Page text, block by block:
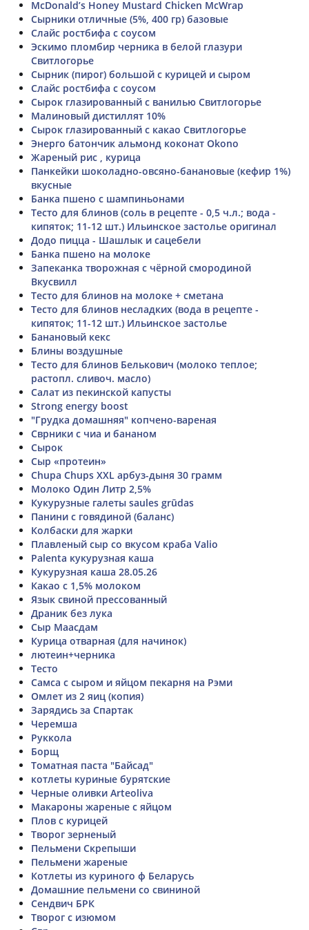
McDonald’s Honey Mustard Chicken McWrap
Сырники отличные (5%, 400 гр) базовые
Слайс ростбифа с соусом
Эскимо пломбир черника в белой глазури
Свитлогорье
Сырник (пирог) большой с курицей и сыром
Слайс ростбифа с соусом
Сырок глазированный с ванилью Свитлогорье
Малиновый дистиллят 10%
Сырок глазированный с какао Свитлогорье
Энерго батончик альмонд коконат Okono
Жареный рис , курица
Панкейки шоколадно-овсяно-банановые (кефир 1%)
вкусные
Банка пшено с шампиньонами
Тесто для блинов (соль в рецепте - 0,5 ч.л.; вода -
кипяток; 11-12 шт.) Ильинское застолье оригинал
Додо пицца - Шашлык и сацебели
Банка пшено на молоке
Запеканка творожная с чёрной смородиной
Вкусвилл
Тесто для блинов на молоке + сметана
Тесто для блинов несладких (вода в рецепте -
кипяток; 11-12 шт.) Ильинское застолье
Банановый кекс
Блины воздушные
Тесто для блинов Белькович (молоко теплое;
растопл. сливоч. масло)
Салат из пекинской капусты
Strong energy boost
"Грудка домашняя" копчено-вареная
Сврники с чиа и бананом
Сырок
Сыр «протеин»
Chupa Chups XXL арбуз-дыня 30 грамм
Молоко Один Литр 2,5%
Кукурузные галеты saules grūdas
Панини с говядиной (баланс)
Колбаски для жарки
Плавленый сыр со вкусом краба Valio
Palenta кукурузная каша
Кукурузная каша 28.05.26
Какао с 1,5% молоком
Язык свиной прессованный
Драник без лука
Сыр Маасдам
Курица отварная (для начинок)
лютеин+черника
Тесто
Самса с сыром и яйцом пекарня на Рэми
Омлет из 2 яиц (копия)
Зарядись за Спартак
Черемша
Руккола
Борщ
Томатная паста "Байсад"
котлеты куриные бурятские
Черные оливки Arteoliva
Макароны жареные с яйцом
Плов с курицей
Творог зерненый
Пельмени Скрепыши
Пельмени жареные
Котлеты из куриного ф Беларусь
Домашние пельмени со свининой
Сендвич БРК
Творог с изюмом